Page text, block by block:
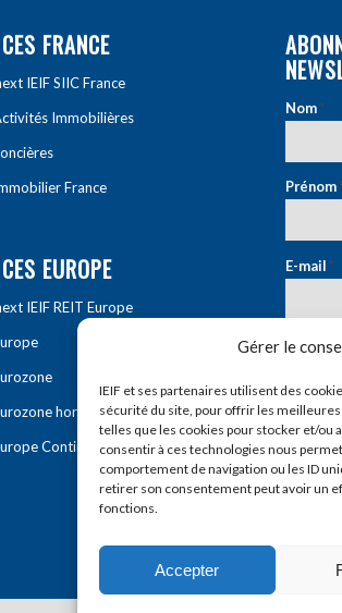
Gérer le
IEIF et ses partenaires utilisent des
sécurité du site, pour offrir les
telles que les cookies pour stocker et/ou
consentir à ces technologies nous
comportement de navigation ou les ID
retirer son consentement peut avoir un
fonctions.
Accepter
FRANCE
IEIF SIIC France
Immobilières
France
EUROPE
IEIF REIT Europe
hors France
Continentale
Nom*
Prénom*
E-mail*